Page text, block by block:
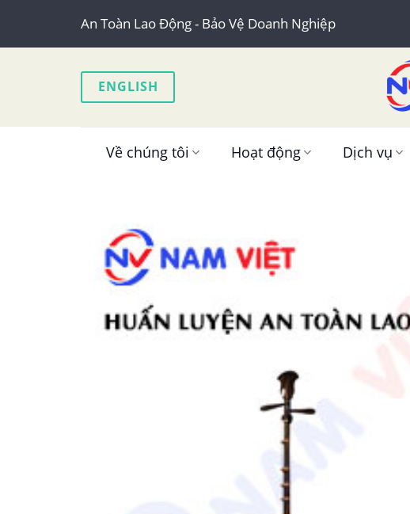
content
An Toàn Lao Động - Bảo Vệ Doanh Nghiệp
ENGLISH
Về chúng tôi Hoạt động Dịch vụ